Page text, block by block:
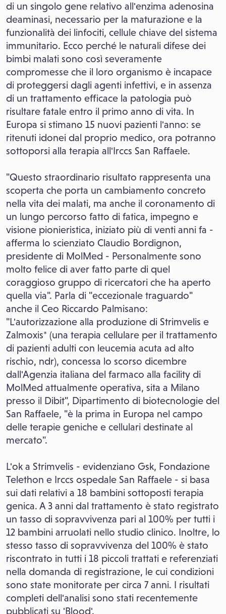
di un singolo gene relativo all'enzima adenosina
deaminasi, necessario per la maturazione e la
funzionalità dei linfociti, cellule chiave del sistema
immunitario. Ecco perché le naturali difese dei
bimbi malati sono così severamente
compromesse che il loro organismo è incapace
di proteggersi dagli agenti infettivi, e in assenza
di un trattamento efficace la patologia può
risultare fatale entro il primo anno di vita. In
Europa si stimano 15 nuovi pazienti l'anno: se
ritenuti idonei dal proprio medico, ora potranno
sottoporsi alla terapia all'Irccs San Raffaele.
"Questo straordinario risultato rappresenta una
scoperta che porta un cambiamento concreto
nella vita dei malati, ma anche il coronamento di
un lungo percorso fatto di fatica, impegno e
visione pionieristica, iniziato più di venti anni fa -
afferma lo scienziato Claudio Bordignon,
presidente di MolMed - Personalmente sono
molto felice di aver fatto parte di quel
coraggioso gruppo di ricercatori che ha aperto
quella via". Parla di "eccezionale traguardo"
anche il Ceo Riccardo Palmisano:
"L'autorizzazione alla produzione di Strimvelis e
Zalmoxis* (una terapia cellulare per il trattamento
di pazienti adulti con leucemia acuta ad alto
rischio, ndr), concessa lo scorso dicembre
dall'Agenzia italiana del farmaco alla facility di
MolMed attualmente operativa, sita a Milano
presso il Dibit", Dipartimento di biotecnologie del
San Raffaele, "è la prima in Europa nel campo
delle terapie geniche e cellulari destinate al
mercato".
L'ok a Strimvelis - evidenziano Gsk, Fondazione
Telethon e Irccs ospedale San Raffaele - si basa
sui dati relativi a 18 bambini sottoposti terapia
genica. A 3 anni dal trattamento è stato registrato
un tasso di sopravvivenza pari al 100% per tutti i
12 bambini arruolati nello studio clinico. Inoltre, lo
stesso tasso di sopravvivenza del 100% è stato
riscontrato in tutti i 18 piccoli trattati e referenziati
nella domanda di registrazione, le cui condizioni
sono state monitorate per circa 7 anni. I risultati
completi dell'analisi sono stati recentemente
pubblicati su 'Blood'.